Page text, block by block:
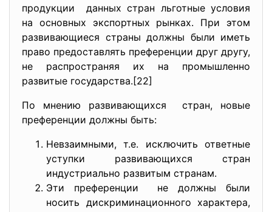
продукции данных стран льготные условия
на основных экспортных рынках. При этом
развивающиеся страны должны были иметь
право предоставлять преференции друг другу,
не распространяя их на промышленно
развитые государства.[22]
По мнению развивающихся стран, новые
преференции должны быть:
Невзаимными, т.е. исключить ответные
уступки развивающихся стран
индустриально развитым странам.
Эти преференции не должны были
носить дискриминационного характера,